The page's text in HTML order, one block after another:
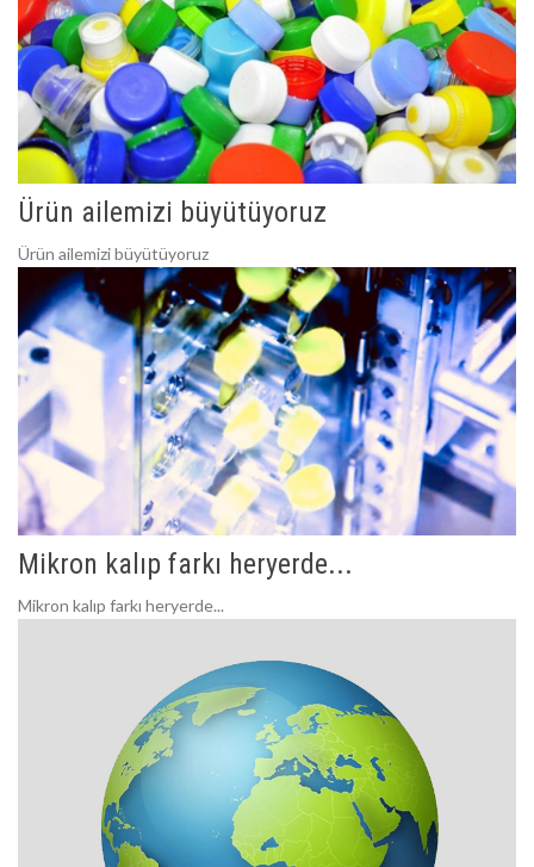
Ürün ailemizi büyütüyoruz
Ürün ailemizi büyütüyoruz
Mikron kalıp farkı heryerde...
Mikron kalıp farkı heryerde...